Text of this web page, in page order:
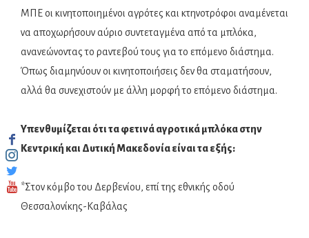
ΜΠΕ οι κινητοποιημένοι αγρότες και κτηνοτρόφοι αναμένεται
να αποχωρήσουν αύριο συντεταγμένα από τα μπλόκα,
ανανεώνοντας το ραντεβού τους για το επόμενο διάστημα.
Όπως διαμηνύουν οι κινητοποιήσεις δεν θα σταματήσουν,
αλλά θα συνεχιστούν με άλλη μορφή το επόμενο διάστημα.
Υπενθυμίζεται ότι τα φετινά αγροτικά μπλόκα στην
Κεντρική και Δυτική Μακεδονία είναι τα εξής:
*Στον κόμβο του Δερβενίου, επί της εθνικής οδού
Θεσσαλονίκης-Καβάλας